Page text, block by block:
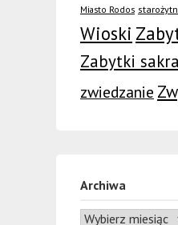
Miasto Rodos
Wioski
Zabytki
zwiedzanie
Archiwa